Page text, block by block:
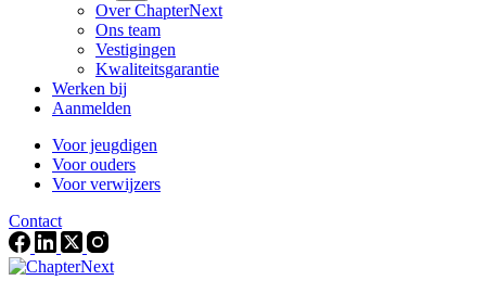
Over ChapterNext
Ons team
Vestigingen
Kwaliteitsgarantie
Werken bij
Aanmelden
Voor jeugdigen
Voor ouders
Voor verwijzers
Contact